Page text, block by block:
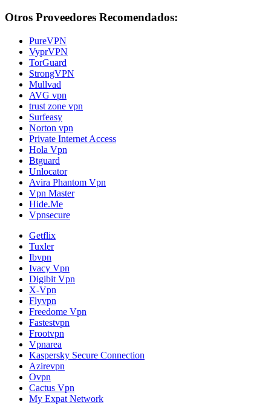
Otros Proveedores Recomendados:
PureVPN
VyprVPN
TorGuard
StrongVPN
Mullvad
AVG vpn
trust zone vpn
Surfeasy
Norton vpn
Private Internet Access
Hola Vpn
Btguard
Unlocator
Avira Phantom Vpn
Vpn Master
Hide.Me
Vpnsecure
Getflix
Tuxler
Ibvpn
Ivacy Vpn
Digibit Vpn
X-Vpn
Flyvpn
Freedome Vpn
Fastestvpn
Frootvpn
Vpnarea
Kaspersky Secure Connection
Azirevpn
Ovpn
Cactus Vpn
My Expat Network